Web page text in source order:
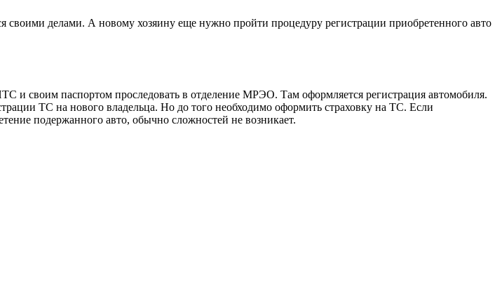
своими делами. А новому хозяину еще нужно пройти процедуру регистрации приобретенного авто
и своим паспортом проследовать в отделение МРЭО. Там оформляется регистрация автомобиля.
ТС на нового владельца. Но до того необходимо оформить страховку на ТС. Если
подержанного авто, обычно сложностей не возникает.